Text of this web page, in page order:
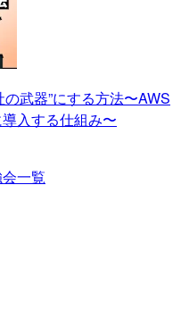
の武器”にする方法〜AWS
入する仕組み〜
一覧